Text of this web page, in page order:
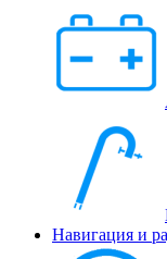
Навигация и